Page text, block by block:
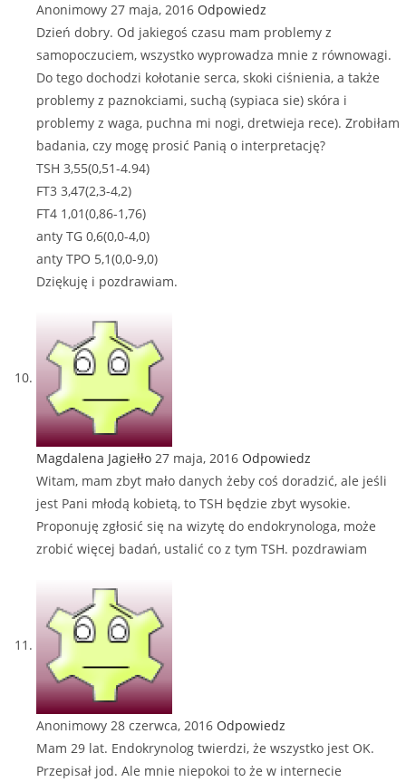
Anonimowy 27 maja, 2016 Odpowiedz
Dzień dobry. Od jakiegoś czasu mam problemy z
samopoczuciem, wszystko wyprowadza mnie z równowagi.
Do tego dochodzi kołotanie serca, skoki ciśnienia, a także
problemy z paznokciami, suchą (sypiaca sie) skóra i
problemy z waga, puchna mi nogi, dretwieja rece). Zrobiłam
badania, czy mogę prosić Panią o interpretację?
TSH 3,55(0,51-4.94)
FT3 3,47(2,3-4,2)
FT4 1,01(0,86-1,76)
anty TG 0,6(0,0-4,0)
anty TPO 5,1(0,0-9,0)
Dziękuję i pozdrawiam.
Magdalena Jagiełło 27 maja, 2016 Odpowiedz
Witam, mam zbyt mało danych żeby coś doradzić, ale jeśli
jest Pani młodą kobietą, to TSH będzie zbyt wysokie.
Proponuję zgłosić się na wizytę do endokrynologa, może
zrobić więcej badań, ustalić co z tym TSH. pozdrawiam
Anonimowy 28 czerwca, 2016 Odpowiedz
Mam 29 lat. Endokrynolog twierdzi, że wszystko jest OK.
Przepisał jod. Ale mnie niepokoi to że w internecie